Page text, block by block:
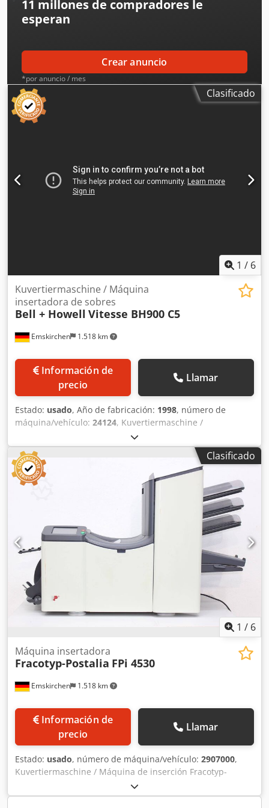
11 millones de compradores le
esperan
Crear anuncio
*por anuncio / mes
Clasificado
1 / 6
Emskirchen 1.518 km
Kuvertiermaschine / Máquina
insertadora de sobres
Bell + Howell Vitesse BH900 C5
Información de
precio
Llamar
Estado: usado, Año de fabricación: 1998, número de
máquina/vehículo: 24124, Kuvertiermaschine /
Ensobradora Bell + Howell Vitesse BH900 C5 Año 1998 6
Beilagenstationen / 6 estaciones de suplementos
Briefwender-Rollenauswurf / Volteador de cartas-expulsor
de rollos procesa formato de sobre de C6 a C5 / processes
envelope format from C6 to C5 Geschwindigkeit
mechanisch max. 10.000 Takte/Std. / Velocidad máx. 10.000
ciclos/hora Crjdpfxoupy Tae Ak Usf Online-Video-
Inspección por Skype-Video Estaremos encantados de
recibir su visita - más máquinas en Stock Disponible
inmediatamente - Puede ser inspeccionado En Stock
Emskirchen / Nuremberg - Puede ser probado
Clasificado
1 / 6
Emskirchen 1.518 km
Máquina insertadora
Fracotyp-Postalia FPi 4530
Información de
precio
Llamar
Estado: usado, número de máquina/vehículo: 2907000,
Kuvertiermaschine / Máquina de inserción Fracotyp-
Postalia FPi4530Nº de serie 10EY5510 Online-Video-
Inspección por Skype-Video Estaremos encantados de